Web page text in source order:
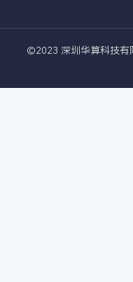
©2023 深圳华算科技